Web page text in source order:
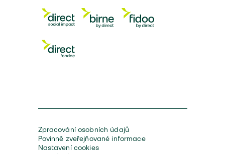
Zpracování osobních údajů
Povinně zveřejňované informace
Nastavení cookies